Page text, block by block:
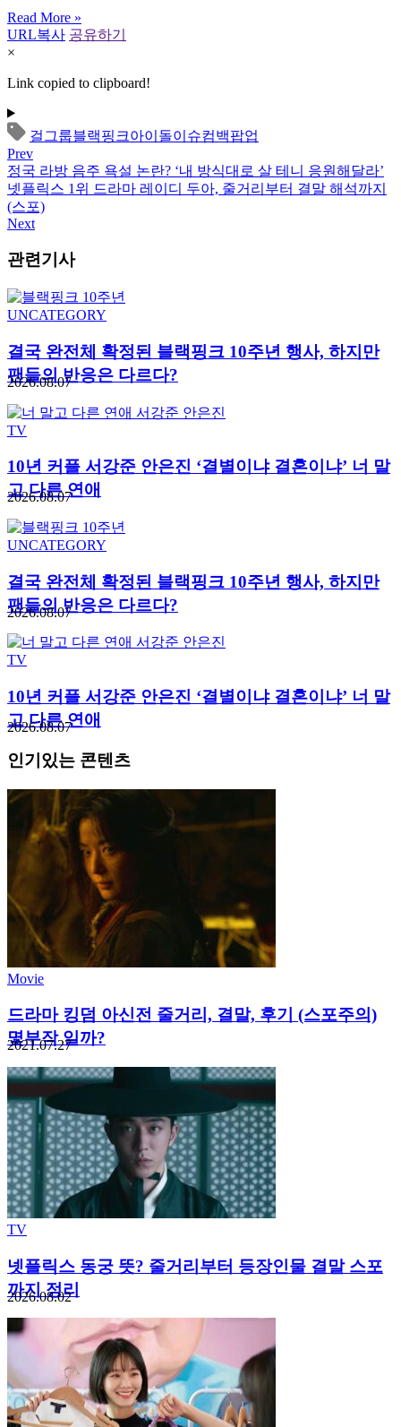
Read More »
URL복사 공유하기
×
Link copied to clipboard!
걸그룹블랙핑크아이돌이슈컴백팝업
Prev
정국 라방 음주 욕설 논란? ‘내 방식대로 살 테니 응원해달라’
넷플릭스 1위 드라마 레이디 두아, 줄거리부터 결말 해석까지
(스포)
Next
관련기사
UNCATEGORY
결국 완전체 확정된 블랙핑크 10주년 행사, 하지만
팬들의 반응은 다르다?
2026.08.07
TV
10년 커플 서강준 안은진 ‘결별이냐 결혼이냐’ 너 말
고 다른 연애
2026.08.07
UNCATEGORY
결국 완전체 확정된 블랙핑크 10주년 행사, 하지만
팬들의 반응은 다르다?
2026.08.07
TV
10년 커플 서강준 안은진 ‘결별이냐 결혼이냐’ 너 말
고 다른 연애
2026.08.07
인기있는 콘텐츠
Movie
드라마 킹덤 아신전 줄거리, 결말, 후기 (스포주의)
몇부작 일까?
2021.07.27
TV
넷플릭스 동궁 뜻? 줄거리부터 등장인물 결말 스포
까지 정리
2026.08.02